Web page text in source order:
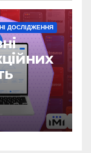
ДОСЛІДЖЕННЯ